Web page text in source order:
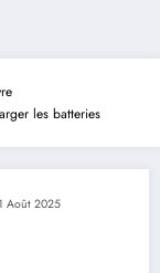
les batteries
1 Août 2025